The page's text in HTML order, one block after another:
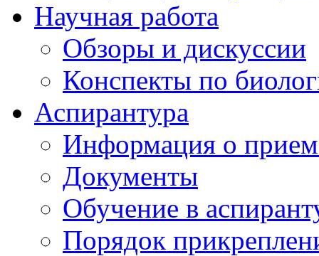
Научная работа
Обзоры и дискуссии
Конспекты по
Аспирантура
Информация о
Документы
Обучение в
Порядок